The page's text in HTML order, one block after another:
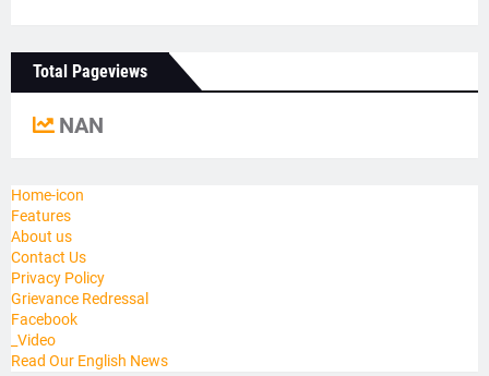
Total Pageviews
NAN
Home-icon
Features
About us
Contact Us
Privacy Policy
Grievance Redressal
Facebook
_Video
Read Our English News